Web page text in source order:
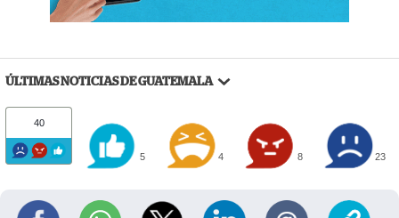
ÚLTIMAS NOTICIAS DE GUATEMALA
40
5 4 8 23